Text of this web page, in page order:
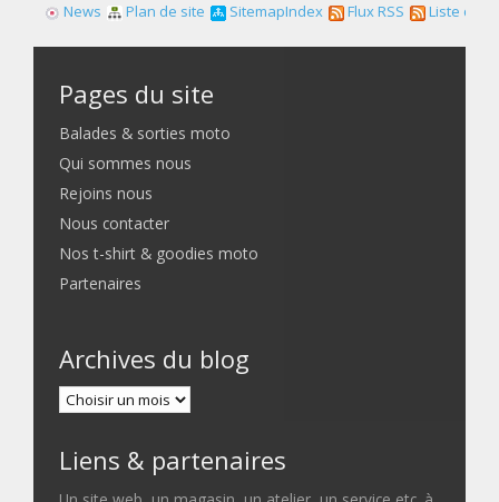
News Plan de site SitemapIndex Flux RSS Liste des
Pages du site
Balades & sorties moto
Qui sommes nous
Rejoins nous
Nous contacter
Nos t-shirt & goodies moto
Partenaires
Archives du blog
Liens & partenaires